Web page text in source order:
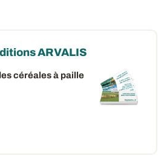
ARVALIS
céréales à paille